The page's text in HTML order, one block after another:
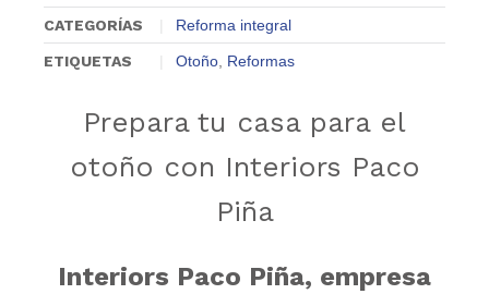
CATEGORÍAS Reforma integral
ETIQUETAS Otoño, Reformas
Prepara tu casa para el
otoño con Interiors Paco
Piña
Interiors Paco Piña, empresa